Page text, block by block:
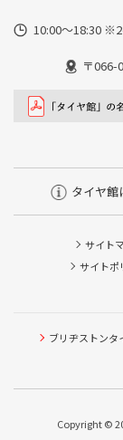
10:00～18:30
〒
タイヤ館
サイト
サイトポ
ブリヂストンタ
Copyright ©
タイヤ点検
ピット作業
本日のタイ